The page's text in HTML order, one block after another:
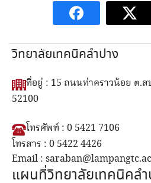
วิทยาลัยเทคนิคลำปาง
ที่อยู่ : 15 ถนนท่าคราวน้อย ต.ส
52100
โทรศัพท์ : 0 5421 7106
โทรสาร : 0 5422 4426
Email :
แผนที่วิทยาลัยเทคนิคลำ